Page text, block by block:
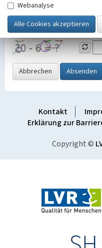
SicherheitsabfrageTragen
Grafik ein
Abbrechen Absenden
Kontakt
Erklärung zur
Copyright ©
Webanalyse